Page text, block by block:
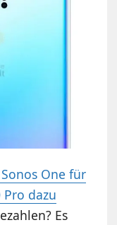
One für
dazu
Es